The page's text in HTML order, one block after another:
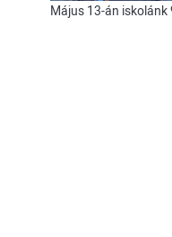
Május 13-án